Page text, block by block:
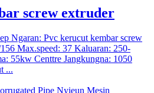
screw extruder
Ngaran: Pvc kerucut kembar screw
Max.speed: 37 Kaluaran: 250-
55kw Centtre Jangkungna: 1050
...